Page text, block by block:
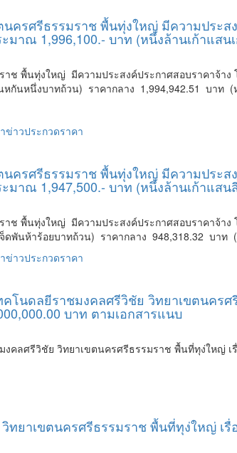
ครศรีธรรมราช พื้นทุ่งใหญ่ มีความประ
มาณ 1,996,100.- บาท (หนึ่งล้านเก้าแส
ช พื้นทุ่งใหญ่ มีความประสงค์ประกาศสอบราคาจ้า
กันหนึ่งบาทถ้วน) ราคากลาง 1,994,942.51 บาท (
ข่าวประกวดราคา
ครศรีธรรมราช พื้นทุ่งใหญ่ มีความประ
มาณ 1,947,500.- บาท (หนึ่งล้านเก้าแส
ช พื้นทุ่งใหญ่ มีความประสงค์ประกาศสอบราคาจ้า
พันห้าร้อยบาทถ้วน) ราคากลาง 948,318.32 บา
ข่าวประกวดราคา
โนดลยีราชมงคลศรีวิชัย วิทยาเขตนคร
บาท ตามเอกสารแนบ
ลศรีวิชัย วิทยาเขตนครศรีธรรมราช พื้นที่ทุง่ใหญ่
ยาเขตนครศรีธรรมราช พื้นที่ทุง่ใหญ่ เรื่